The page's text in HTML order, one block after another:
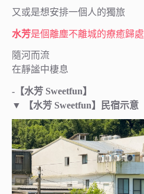
又或是想安排一個人的獨旅
水芳是個離塵不離城的療癒歸處
隨河而流
在靜謐中棲息
-【水芳 Sweetfun】
▼
【水芳 Sweetfun】民宿示意